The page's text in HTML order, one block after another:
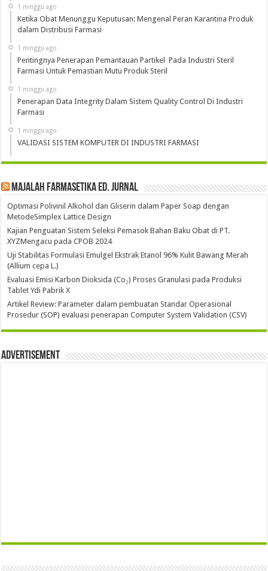
1 minggu ago
Ketika Obat Menunggu Keputusan: Mengenal Peran Karantina Produk
dalam Distribusi Farmasi
1 minggu ago
Pentingnya Penerapan Pemantauan Partikel Pada Industri Steril
Farmasi Untuk Pemastian Mutu Produk Steril
1 minggu ago
Penerapan Data Integrity Dalam Sistem Quality Control Di Industri
Farmasi
1 minggu ago
VALIDASI SISTEM KOMPUTER DI INDUSTRI FARMASI
Majalah Farmasetika Ed. Jurnal
Optimasi Polivinil Alkohol dan Gliserin dalam Paper Soap dengan
MetodeSimplex Lattice Design
Kajian Penguatan Sistem Seleksi Pemasok Bahan Baku Obat di PT.
XYZMengacu pada CPOB 2024
Uji Stabilitas Formulasi Emulgel Ekstrak Etanol 96% Kulit Bawang Merah
(Allium cepa L.)
Evaluasi Emisi Karbon Dioksida (Co₂) Proses Granulasi pada Produksi
Tablet Ydi Pabrik X
Artikel Review: Parameter dalam pembuatan Standar Operasional
Prosedur (SOP) evaluasi penerapan Computer System Validation (CSV)
Advertisement